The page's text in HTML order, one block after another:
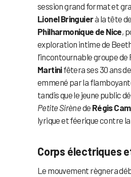
session grand format et
Lionel Bringuierà la tête de
Philharmonique de Nice,
exploration intime de
l’incontournable groupe
Martinifêtera ses 30 ans
emmené par la
tandis que le jeune public
Petite Sirènede Régis
lyrique et féerique contre la
Corps électriques
Le mouvement règnera